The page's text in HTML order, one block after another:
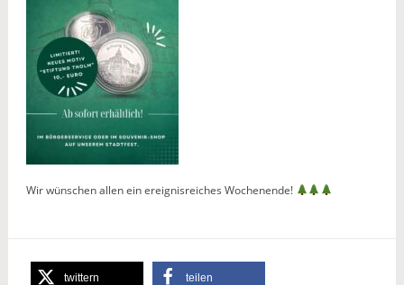
Wir wünschen allen ein ereignisreiches Wochenende!
twittern teilen